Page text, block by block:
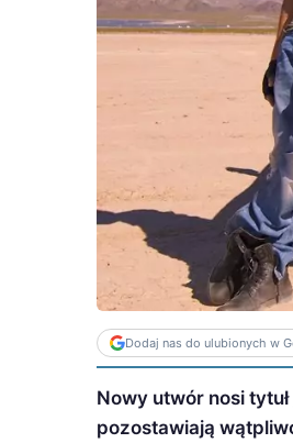
Dodaj nas do ulubionych w
Nowy utwór nosi
pozostawiają